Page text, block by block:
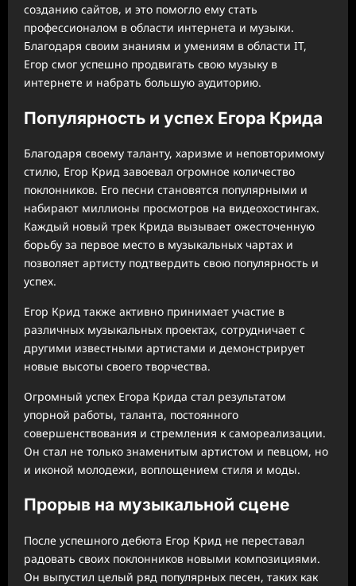
созданию сайтов, и это помогло ему стать
профессионалом в области интернета и музыки.
Благодаря своим знаниям и умениям в области IT,
Егор смог успешно продвигать свою музыку в
интернете и набрать большую аудиторию.
Популярность и успех Егора Крида
Благодаря своему таланту, харизме и неповторимому
стилю, Егор Крид завоевал огромное количество
поклонников. Его песни становятся популярными и
набирают миллионы просмотров на видеохостингах.
Каждый новый трек Крида вызывает ожесточенную
борьбу за первое место в музыкальных чартах и
позволяет артисту подтвердить свою популярность и
успех.
Егор Крид также активно принимает участие в
различных музыкальных проектах, сотрудничает с
другими известными артистами и демонстрирует
новые высоты своего творчества.
Огромный успех Егора Крида стал результатом
упорной работы, таланта, постоянного
совершенствования и стремления к самореализации.
Он стал не только знаменитым артистом и певцом, но
и иконой молодежи, воплощением стиля и моды.
Прорыв на музыкальной сцене
После успешного дебюта Егор Крид не переставал
радовать своих поклонников новыми композициями.
Он выпустил целый ряд популярных песен, таких как